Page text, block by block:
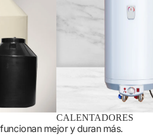
CALENTADORES
mejor y duran más.